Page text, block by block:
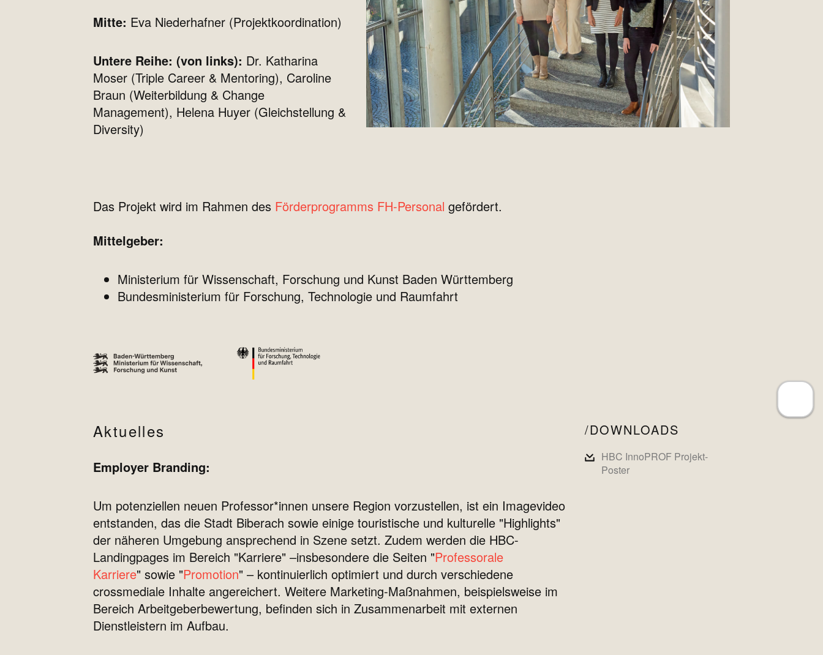
Mitte: Eva Niederhafner (Projektkoordination)
Untere Reihe: (von links): Dr. Katharina
Moser (Triple Career & Mentoring), Caroline
Braun (Weiterbildung & Change
Management), Helena Huyer (Gleichstellung &
Diversity)
Das Projekt wird im Rahmen des Förderprogramms FH-Personal gefördert.
Mittelgeber:
Ministerium für Wissenschaft, Forschung und Kunst Baden Württemberg
Bundesministerium für Forschung, Technologie und Raumfahrt
Aktuelles
Employer Branding:
Um potenziellen neuen Professor*innen unsere Region vorzustellen, ist ein Imagevideo
entstanden, das die Stadt Biberach sowie einige touristische und kulturelle "Highlights"
der näheren Umgebung ansprechend in Szene setzt. Zudem werden die HBC-
Landingpages im Bereich "Karriere" –insbesondere die Seiten "Professorale
Karriere" sowie "Promotion" – kontinuierlich optimiert und durch verschiedene
crossmediale Inhalte angereichert. Weitere Marketing-Maßnahmen, beispielsweise im
Bereich Arbeitgeberbewertung, befinden sich in Zusammenarbeit mit externen
Dienstleistern im Aufbau.
DOWNLOADS
HBC InnoPROF Projekt-
Poster